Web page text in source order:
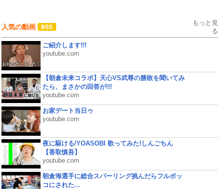
人気の動画
もっと見
る
ご紹介します!!!
youtube.com
【朝倉未来コラボ】天心VS武尊の勝敗を聞いてみ
たら、まさかの回答が!!!
youtube.com
お家デート当日ゥ
youtube.com
夜に駆ける/YOASOBI 歌ってみた!しんごちん
【香取慎吾】
youtube.com
朝倉海選手に総合スパーリング挑んだらフルボッ
コにされた...